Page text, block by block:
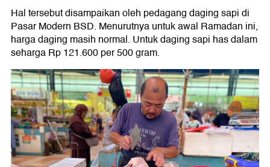
Hal tersebut disampaikan oleh pedagang daging sapi di
Pasar Modern BSD. Menurutnya untuk awal Ramadan ini,
harga daging masih normal. Untuk daging sapi has dalam
seharga Rp 121.600 per 500 gram.